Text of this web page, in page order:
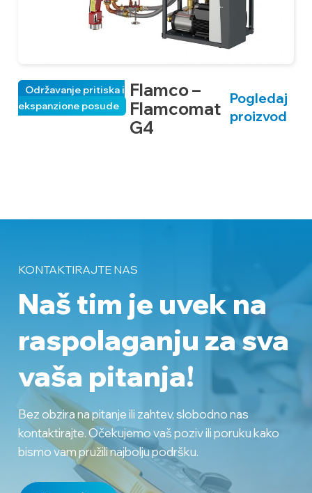
Flamco –
Flamcomat
G4
Održavanje pritiska i
ekspanzione posude
Pogledaj
proizvod
KONTAKTIRAJTE NAS
Naš tim je uvek na
raspolaganju za sva
vaša pitanja!
Bez obzira na pitanje ili zahtev, slobodno nas
kontaktirajte. Očekujemo vaš poziv ili poruku kako
bismo vam pružili najbolju podršku.